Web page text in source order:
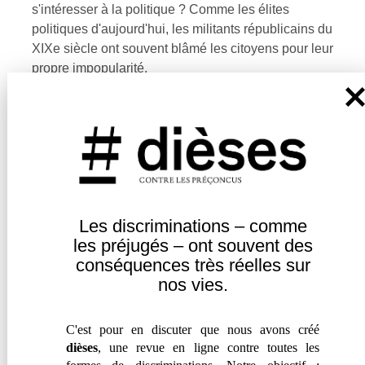
Les discriminations – comme
lespréjugés – ont souvent des
conséquences très réelles sur
nos vies.
C'est pour en discuter que nous avons créé
dièses, une revue en ligne contre toutes les
s'intéresser à la politique ? Comme les élites
politiques d'aujourd'hui, les militants républicains du
XIXe siècle ont souvent blâmé les citoyens pour leur
propre impopularité.
|Témoignage
« LE COMMUNAUTARISME, C’EST